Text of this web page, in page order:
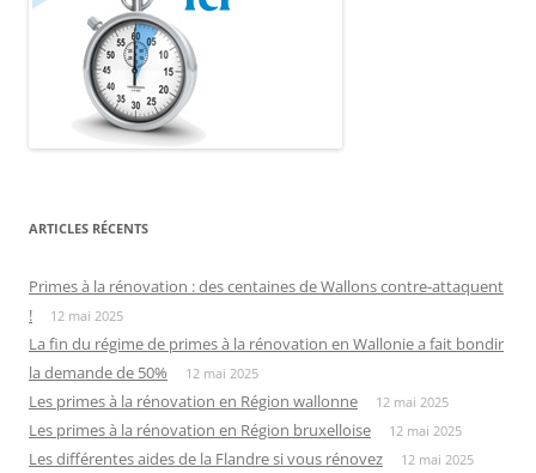
ARTICLES RÉCENTS
Primes à la rénovation : des centaines de Wallons contre-attaquent
!
12 mai 2025
La fin du régime de primes à la rénovation en Wallonie a fait bondir
la demande de 50%
12 mai 2025
Les primes à la rénovation en Région wallonne 12 mai 2025
Les primes à la rénovation en Région bruxelloise 12 mai 2025
Les différentes aides de la Flandre si vous rénovez 12 mai 2025